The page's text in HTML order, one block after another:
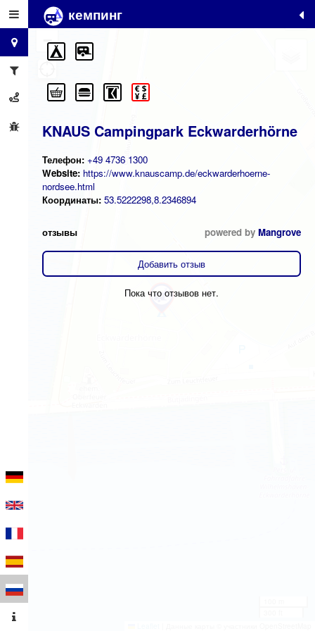
кемпинг
KNAUS Campingpark Eckwarderhörne
Телефон: +49 4736 1300
Website: https://www.knauscamp.de/eckwarderhoerne-
nordsee.html
Координаты: 53.5222298,8.2346894
отзывы powered by Mangrove
Добавить отзыв
Пока что отзывов нет.
+
−